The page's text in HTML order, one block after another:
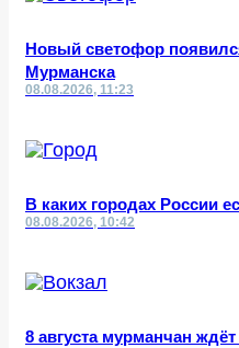
Новый светофор
Мурманска
08.08.2026, 11:23
В каких городах России
08.08.2026, 10:42
8 августа мурманчан